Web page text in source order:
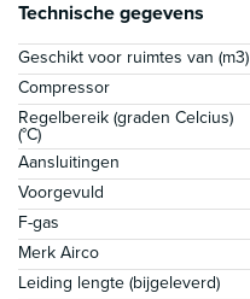
Technische gegevens
Geschikt voor ruimtes van (m3)
Compressor
Regelbereik (graden Celcius)
(°C)
Aansluitingen
Voorgevuld
F-gas
Merk Airco
Leiding lengte (bijgeleverd)